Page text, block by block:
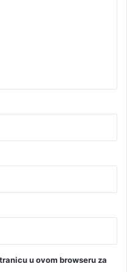
u ovom browseru za